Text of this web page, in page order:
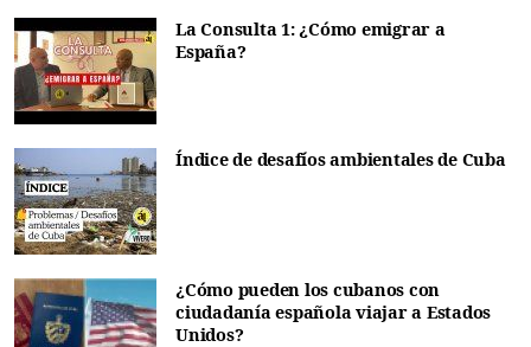
La Consulta 1: ¿Cómo emigrar a
España?
Índice de desafíos ambientales de Cuba
¿Cómo pueden los cubanos con
ciudadanía española viajar a Estados
Unidos?